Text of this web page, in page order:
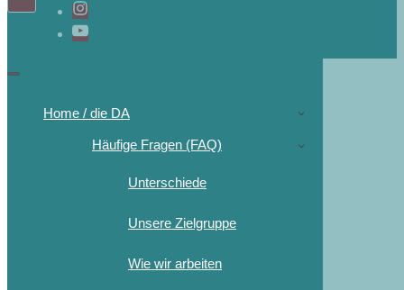
Home / die DA
Häufige Fragen (FAQ)
Unterschiede
Unsere Zielgruppe
Wie wir arbeiten